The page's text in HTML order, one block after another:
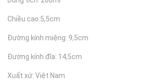
Chiều cao:5,5cm
Đường kính miệng: 9,5cm
Đường kính đĩa: 14,5cm
Xuất xứ: Việt Nam